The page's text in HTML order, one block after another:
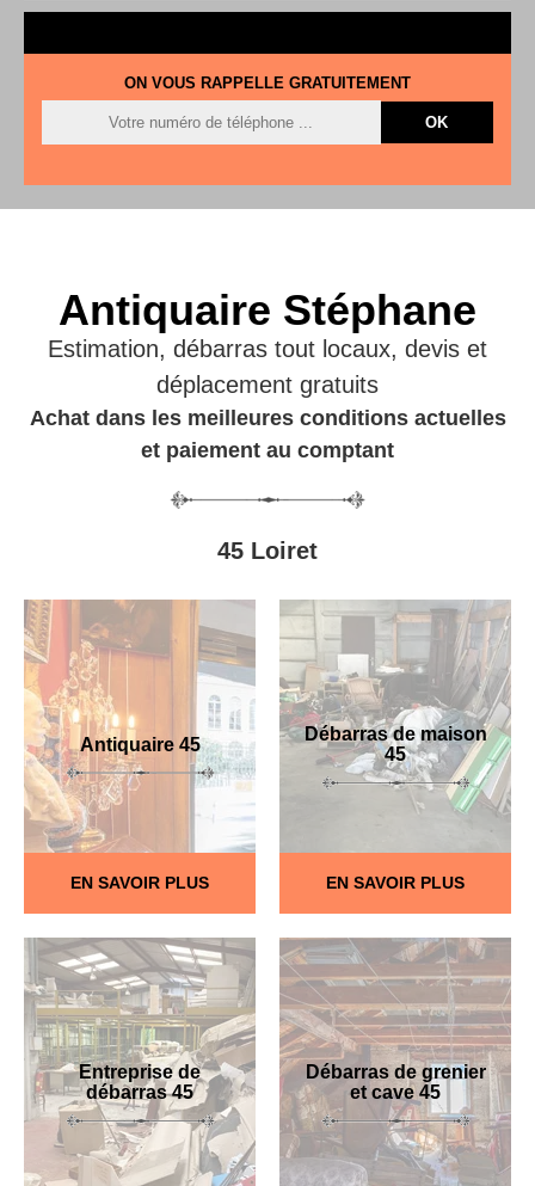
ON VOUS RAPPELLE GRATUITEMENT
Antiquaire Stéphane
Estimation, débarras tout locaux, devis et
déplacement gratuits
Achat dans les meilleures conditions actuelles
et paiement au comptant
45 Loiret
Antiquaire 45
EN SAVOIR PLUS
Débarras de maison
45
EN SAVOIR PLUS
Entreprise de
débarras 45
Débarras de grenier
et cave 45